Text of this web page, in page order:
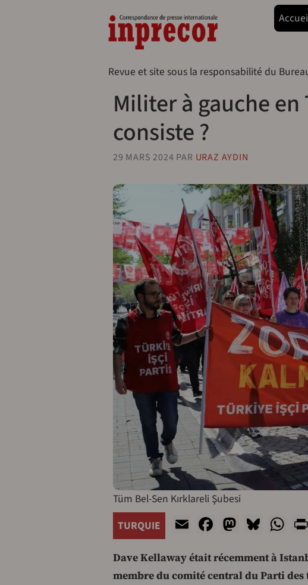
Navegação
Revue et site sous la responsabilité du
Militer à gauche
consiste ?
29 MARS 2024 PAR URAZ AYDIN
Tüm Bel-Sen Kırklareli Şubesi
TURQUIE
EmailFacebook
Mastodon
Dave Kellaway était récemment à
membre du comité central du Parti